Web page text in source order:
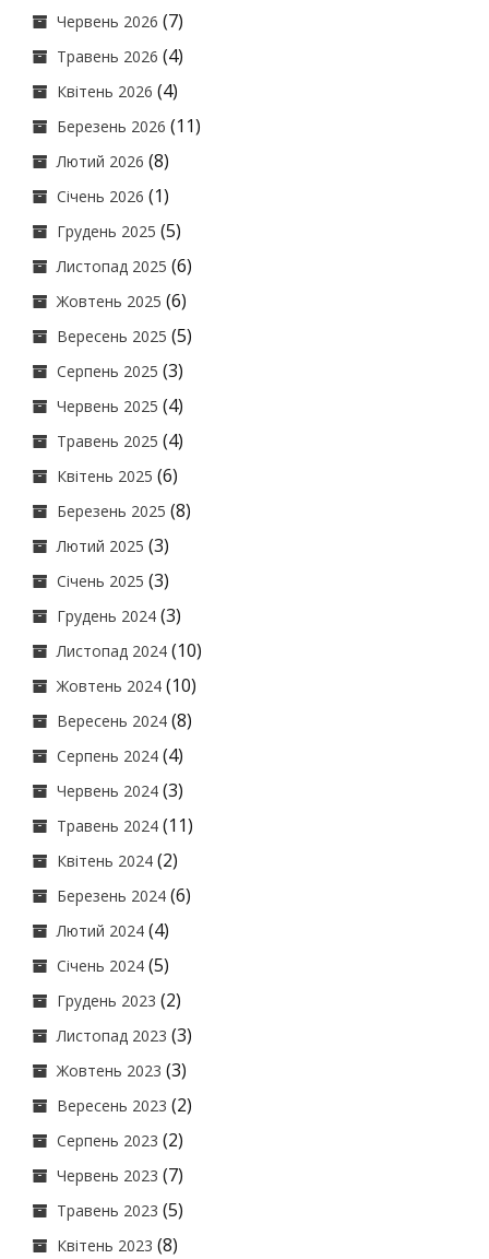
Червень 2026 (7)
Травень 2026 (4)
Квітень 2026 (4)
Березень 2026 (11)
Лютий 2026 (8)
Січень 2026 (1)
Грудень 2025 (5)
Листопад 2025 (6)
Жовтень 2025 (6)
Вересень 2025 (5)
Серпень 2025 (3)
Червень 2025 (4)
Травень 2025 (4)
Квітень 2025 (6)
Березень 2025 (8)
Лютий 2025 (3)
Січень 2025 (3)
Грудень 2024 (3)
Листопад 2024 (10)
Жовтень 2024 (10)
Вересень 2024 (8)
Серпень 2024 (4)
Червень 2024 (3)
Травень 2024 (11)
Квітень 2024 (2)
Березень 2024 (6)
Лютий 2024 (4)
Січень 2024 (5)
Грудень 2023 (2)
Листопад 2023 (3)
Жовтень 2023 (3)
Вересень 2023 (2)
Серпень 2023 (2)
Червень 2023 (7)
Травень 2023 (5)
Квітень 2023 (8)